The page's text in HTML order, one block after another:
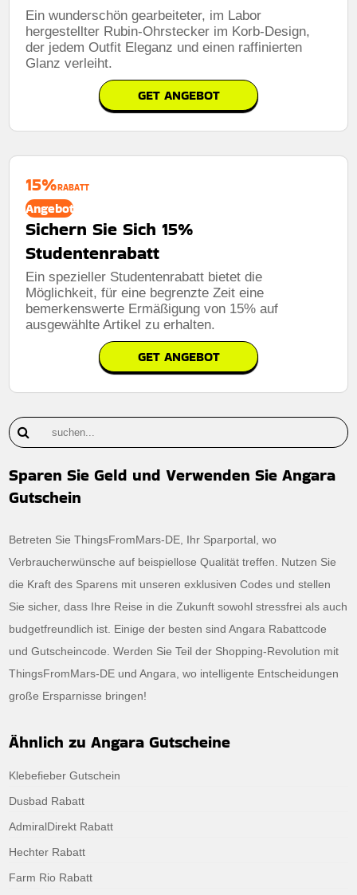
Ein wunderschön gearbeiteter, im Labor
hergestellter Rubin-Ohrstecker im Korb-Design,
der jedem Outfit Eleganz und einen raffinierten
Glanz verleiht.
GET ANGEBOT
15%RABATT
Angebot
Sichern Sie Sich 15%
Studentenrabatt
Ein spezieller Studentenrabatt bietet die
Möglichkeit, für eine begrenzte Zeit eine
bemerkenswerte Ermäßigung von 15% auf
ausgewählte Artikel zu erhalten.
GET ANGEBOT
Sparen Sie Geld und Verwenden Sie Angara
Gutschein
Betreten Sie ThingsFromMars-DE, Ihr Sparportal, wo
Verbraucherwünsche auf beispiellose Qualität treffen. Nutzen Sie
die Kraft des Sparens mit unseren exklusiven Codes und stellen
Sie sicher, dass Ihre Reise in die Zukunft sowohl stressfrei als auch
budgetfreundlich ist. Einige der besten sind Angara Rabattcode
und Gutscheincode. Werden Sie Teil der Shopping-Revolution mit
ThingsFromMars-DE und Angara, wo intelligente Entscheidungen
große Ersparnisse bringen!
Ähnlich zu Angara Gutscheine
Klebefieber Gutschein
Dusbad Rabatt
AdmiralDirekt Rabatt
Hechter Rabatt
Farm Rio Rabatt